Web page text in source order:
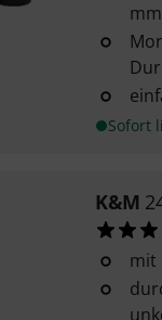
Sofort
K&M
mit